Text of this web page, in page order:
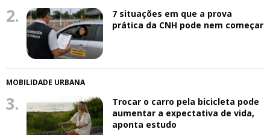
2.
7 situações em que a prova
prática da CNH pode nem começar
MOBILIDADE URBANA
3.
Trocar o carro pela bicicleta pode
aumentar a expectativa de vida,
aponta estudo